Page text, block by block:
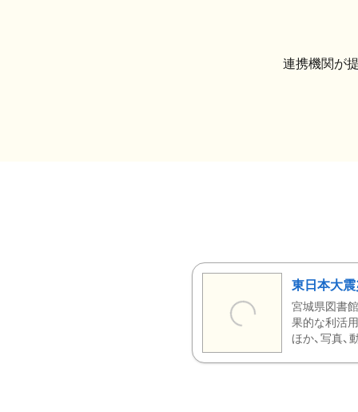
連携機関が
東日本大
宮城県図書
果的な利活
ほか、写真、